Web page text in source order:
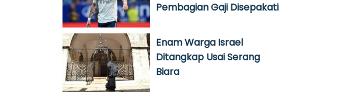
Pembagian Gaji Disepakati
Enam Warga Israel
Ditangkap Usai Serang
Biara